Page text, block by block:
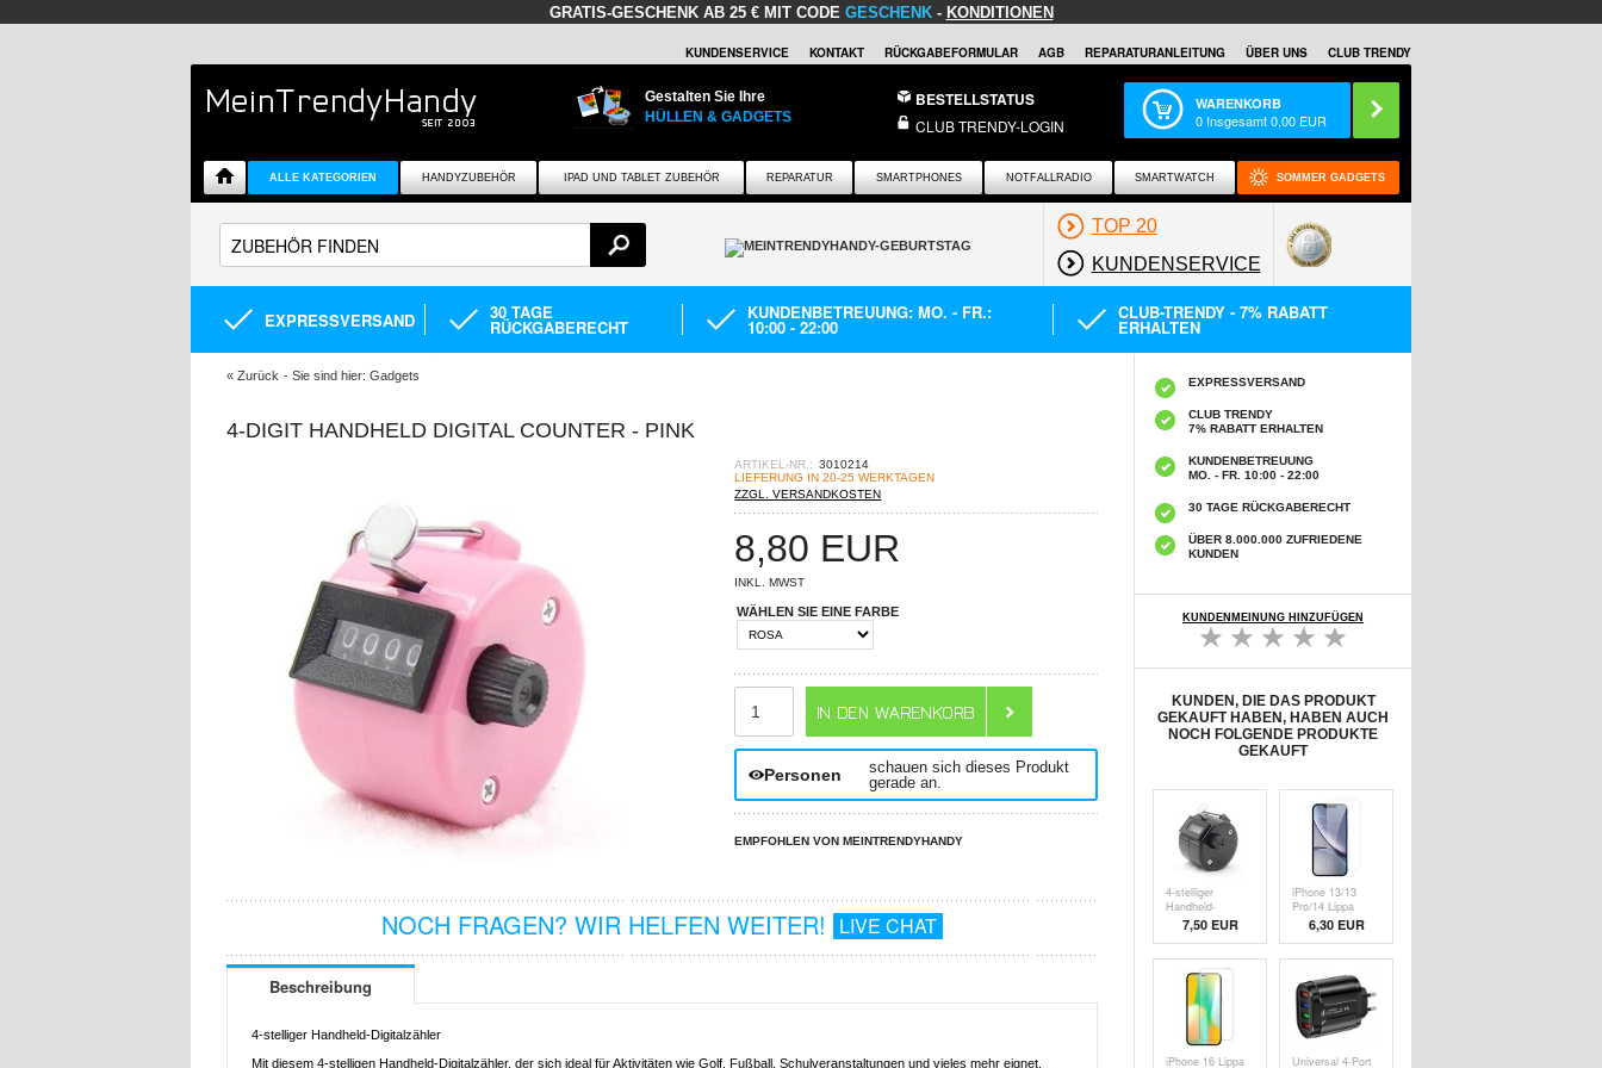
GRATIS-GESCHENK AB 25 € MIT CODE GESCHENK- KONDITIONEN
KUNDENSERVICE KONTAKT RÜCKGABEFORMULAR AGB REPARATURANLEITUNG ÜBER UNS CLUB TRENDY
Gestalten Sie Ihre
HÜLLEN & GADGETS
BESTELLSTATUS
CLUB TRENDY-LOGIN
WARENKORB
0 Insgesamt0,00 EUR
ALLE KATEGORIEN HANDYZUBEHÖR IPAD UND TABLET ZUBEHÖR REPARATUR SMARTPHONES NOTFALLRADIO SMARTWATCH SOMMER GADGETS
TOP 20
KUNDENSERVICE
EXPRESSVERSAND 30 TAGE
RÜCKGABERECHT
KUNDENBETREUUNG: MO. - FR.:
10:00 - 22:00
CLUB-TRENDY - 7% RABATT
ERHALTEN
« Zurück - Sie sind hier: Gadgets
4-DIGIT HANDHELD DIGITAL COUNTER - PINK
ARTIKEL-NR.: 3010214
LIEFERUNG IN 20-25 WERKTAGEN
ZZGL. VERSANDKOSTEN
8,80 EUR
INKL. MWST
WÄHLEN SIE EINE FARBE
Personen
schauen sich dieses Produkt
gerade an.
EMPFOHLEN VON MEINTRENDYHANDY
NOCH FRAGEN? WIR HELFEN WEITER! LIVE CHAT
Beschreibung
4-stelliger Handheld-Digitalzähler
Mit diesem 4-stelligen Handheld-Digitalzähler, der sich ideal für Aktivitäten wie Golf, Fußball, Schulveranstaltungen und vieles mehr eignet,
EXPRESSVERSAND
CLUB TRENDY
7% RABATT ERHALTEN
KUNDENBETREUUNG
MO. - FR. 10:00 - 22:00
30 TAGE RÜCKGABERECHT
ÜBER 8.000.000 ZUFRIEDENE
KUNDEN
KUNDENMEINUNG HINZUFÜGEN
KUNDEN, DIE DAS PRODUKT
GEKAUFT HABEN, HABEN AUCH
NOCH FOLGENDE PRODUKTE
GEKAUFT
4-stelliger
Handheld-
Digitalzähler -
Schwarz
7,50EUR
iPhone 13/13
Pro/14 Lippa
2.5D Panzerglas
- 9H - Klar
6,30EUR
iPhone 16 Lippa
Universal 4-Port